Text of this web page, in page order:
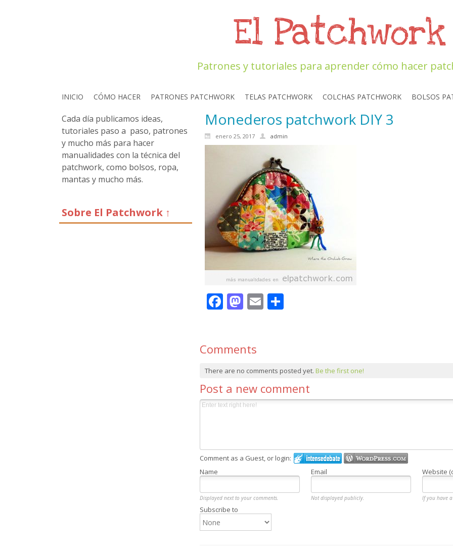
El Patchwork
Patrones y tutoriales para aprender cómo hacer
INICIO CÓMO HACER PATRONES PATCHWORK TELAS PATCHWORK COLCHAS PATCHWORK BOLSOS
Cada día publicamos ideas,
tutoriales paso a paso, patrones
y mucho más para hacer
manualidades con la técnica del
patchwork, como bolsos, ropa,
mantas y mucho más.
Sobre El Patchwork ↑
Monederos patchwork DIY 3
enero 25, 2017 admin
Facebook
Mastodon
EmailCompartir
Comments
There are no comments posted yet. Be the first one!
Post a new comment
Comment as a Guest, or login:
Name
Email Website
Displayed next to your comments. Not displayed publicly.
If you have
Subscribe to